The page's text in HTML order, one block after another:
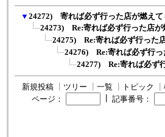
▼ 24272) 寄れば必ず行った店が燃えて
24273) Re:寄れば必ず行った店が
24275) Re:寄れば必ず行った
24276) Re:寄れば必ず行っ
24277) Re:寄れば必ず
新規投稿 ツリー 一覧 トピック
ページ：
記事番号：